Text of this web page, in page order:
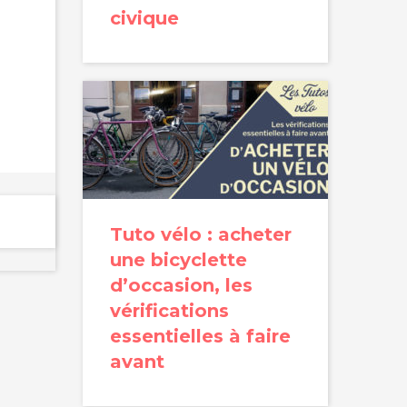
civique
Tuto vélo : acheter
une bicyclette
d’occasion, les
vérifications
essentielles à faire
avant